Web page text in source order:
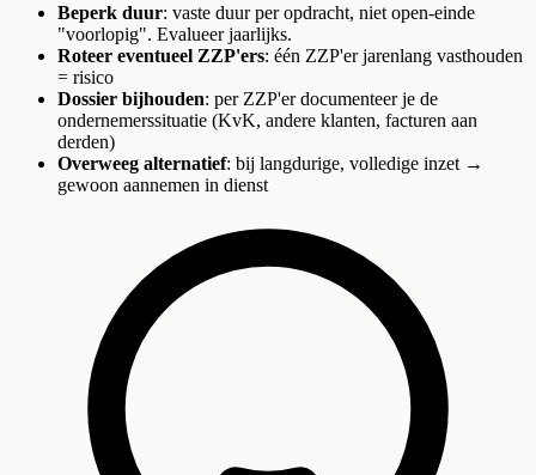
Beperk duur: vaste duur per opdracht, niet open-einde
"voorlopig". Evalueer jaarlijks.
Roteer eventueel ZZP'ers: één ZZP'er jarenlang vasthouden
= risico
Dossier bijhouden: per ZZP'er documenteer je de
ondernemerssituatie (KvK, andere klanten, facturen aan
derden)
Overweeg alternatief: bij langdurige, volledige inzet →
gewoon aannemen in dienst